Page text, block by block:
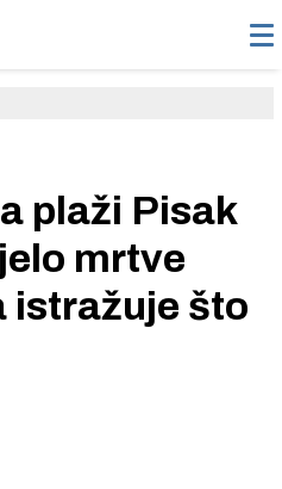
plaži Pisak
mrtve
istražuje što